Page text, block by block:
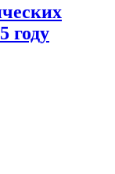
году